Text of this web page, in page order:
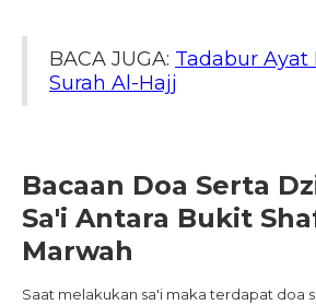
BACA JUGA: Tadabur Ayat
Surah Al-Hajj
Bacaan Doa Serta
Sa'i Antara Bukit
Marwah
Saat melakukan sa'i maka terdapat doa